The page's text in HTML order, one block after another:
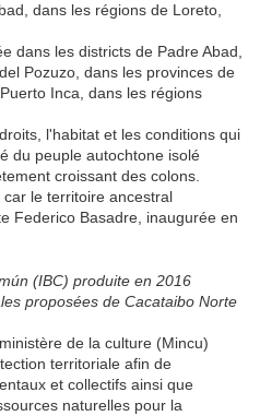
dans les régions de Loreto,
dans les districts de Padre Abad,
Pozuzo, dans les provinces de
Inca, dans les régions
l'habitat et les conditions qui
du peuple autochtone isolé
croissant des colons.
le territoire ancestral
Federico Basadre, inaugurée en
(IBC) produite en 2016
proposées de Cacataibo Norte
de la culture (Mincu)
territoriale afin de
et collectifs ainsi que
naturelles pour la